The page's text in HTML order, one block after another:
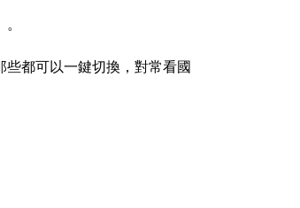
都可以一鍵切換，對常看國